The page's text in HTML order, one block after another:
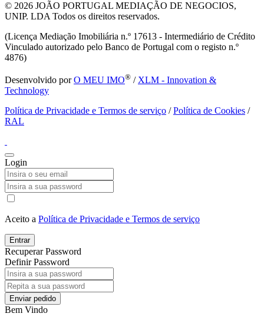
© 2026 JOÃO PORTUGAL MEDIAÇÃO DE NEGOCIOS,
UNIP. LDA Todos os direitos reservados.
(Licença Mediação Imobiliária n.º 17613 - Intermediário de Crédito
Vinculado autorizado pelo Banco de Portugal com o registo n.º
4876)
Desenvolvido porO MEU IMO® / XLM - Innovation &
Technology
Política de Privacidade e Termos de serviço /Política de Cookies /
RAL
Login
Aceito a Política de Privacidade e Termos de serviço
Entrar
Recuperar Password
Definir Password
Enviar pedido
Bem Vindo